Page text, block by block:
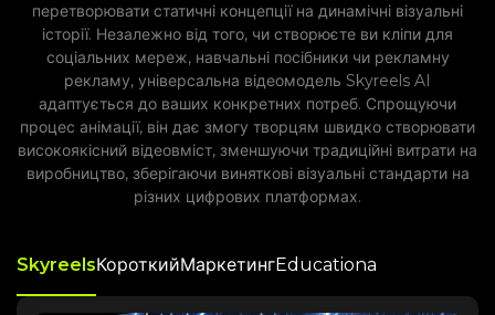
перетворювати статичні концепції на динамічні візуальні
історії. Незалежно від того, чи створюєте ви кліпи для
соціальних мереж, навчальні посібники чи рекламну
рекламу, універсальна відеомодель Skyreels AI
адаптується до ваших конкретних потреб. Спрощуючи
процес анімації, він дає змогу творцям швидко створювати
високоякісний відеовміст, зменшуючи традиційні витрати на
виробництво, зберігаючи виняткові візуальні стандарти на
різних цифрових платформах.
SkyreelsКороткийМаркетингEducationa